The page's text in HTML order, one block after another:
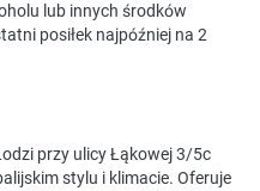
lub innych środków
posiłek najpóźniej na 2
przy ulicy Łąkowej 3/5c
stylu i klimacie. Oferuje